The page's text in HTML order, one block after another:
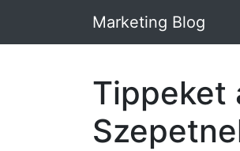
Marketing Blog
Tippeket